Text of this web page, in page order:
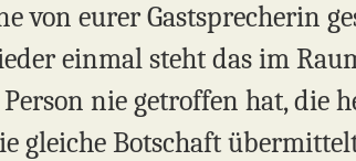
von eurer Gastsprecherin
einmal steht das im
nie getroffen hat, die
gleiche Botschaft